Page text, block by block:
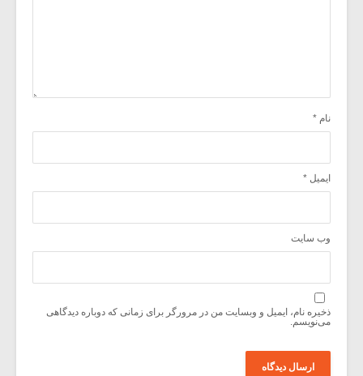
نام *
ایمیل *
وب‌ سایت
ذخیره نام، ایمیل و وبسایت من در مرورگر برای زمانی که دوباره دیدگاهی
می‌نویسم.